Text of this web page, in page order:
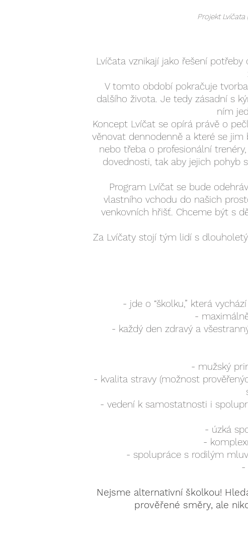
Projekt Lvíčata
Lvíčata vznikají jako řešení
V tomto období pokračuje
dalšího života. Je tedy zásadní s
ním
Koncept Lvíčat se opírá právě o
věnovat dennodenně a které se
nebo třeba o profesionální
dovednosti, tak aby jejich pohyb
Program Lvíčat se bude
vlastního vchodu do našich
venkovních hřišť. Chceme být s
Za Lvíčaty stojí tým lidí s
- jde o “školku,” která
-
- každý den zdravý a
- mužský
- kvalita stravy (možnost
- vedení k samostatnosti i
- úzká
-
- spolupráce s rodilým
-
Nejsme alternativní školkou!
prověřené směry, ale